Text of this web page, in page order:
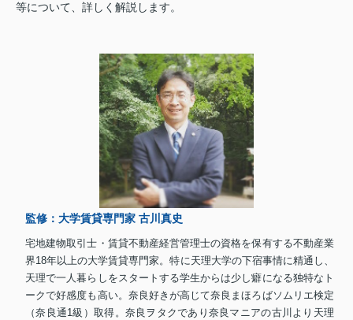
等について、詳しく解説します。
監修：大学賃貸専門家 古川真史
宅地建物取引士・賃貸不動産経営管理士の資格を保有する不動産業
界18年以上の大学賃貸専門家。特に天理大学の下宿事情に精通し、
天理で一人暮らしをスタートする学生からは少し癖になる独特なト
ークで好感度も高い。奈良好きが高じて奈良まほろばソムリエ検定
（奈良通1級）取得。奈良ヲタクであり奈良マニアの古川より天理